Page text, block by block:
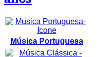
Música Portuguesa